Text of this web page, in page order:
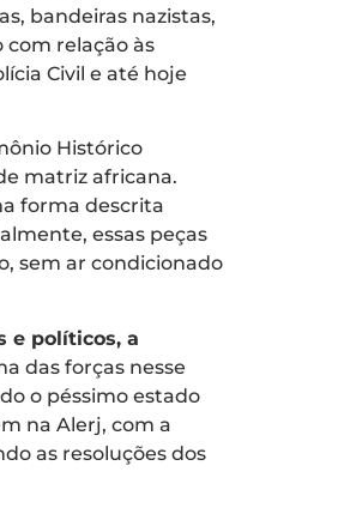
bandeiras nazistas,
relação às
Civil e até hoje
Histórico
matriz africana.
forma descrita
essas peças
sem ar condicionado
e políticos, a
das forças nesse
o péssimo estado
na Alerj, com a
as resoluções dos